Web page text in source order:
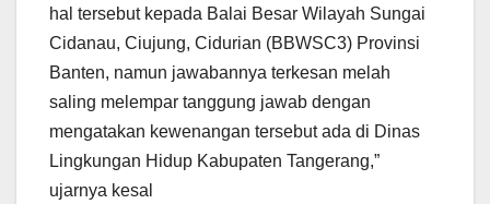
hal tersebut kepada Balai Besar Wilayah Sungai
Cidanau, Ciujung, Cidurian (BBWSC3) Provinsi
Banten, namun jawabannya terkesan melah
saling melempar tanggung jawab dengan
mengatakan kewenangan tersebut ada di Dinas
Lingkungan Hidup Kabupaten Tangerang,”
ujarnya kesal